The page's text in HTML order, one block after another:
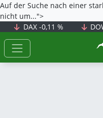
Auf der Suche nach einer
nicht um...">
DAX -0,11 %